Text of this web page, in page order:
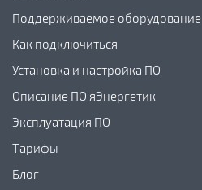
Поддерживаемое оборудование
Как подключиться
Установка и настройка ПО
Описание ПО яЭнергетик
Эксплуатация ПО
Тарифы
Блог